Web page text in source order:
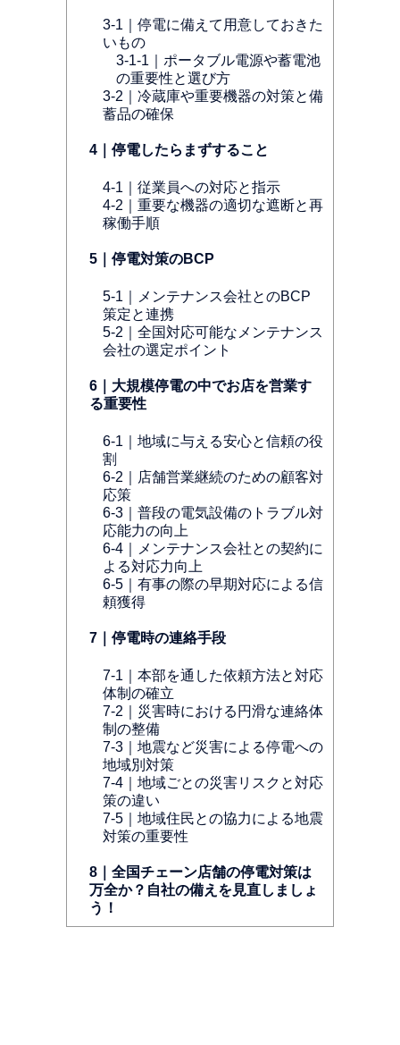
3-1｜停電に備えて用意しておきた
いもの
3-1-1｜ポータブル電源や蓄電池
の重要性と選び方
3-2｜冷蔵庫や重要機器の対策と備
蓄品の確保
4｜停電したらまずすること
4-1｜従業員への対応と指示
4-2｜重要な機器の適切な遮断と再
稼働手順
5｜停電対策のBCP
5-1｜メンテナンス会社とのBCP
策定と連携
5-2｜全国対応可能なメンテナンス
会社の選定ポイント
6｜大規模停電の中でお店を営業す
る重要性
6-1｜地域に与える安心と信頼の役
割
6-2｜店舗営業継続のための顧客対
応策
6-3｜普段の電気設備のトラブル対
応能力の向上
6-4｜メンテナンス会社との契約に
よる対応力向上
6-5｜有事の際の早期対応による信
頼獲得
7｜停電時の連絡手段
7-1｜本部を通した依頼方法と対応
体制の確立
7-2｜災害時における円滑な連絡体
制の整備
7-3｜地震など災害による停電への
地域別対策
7-4｜地域ごとの災害リスクと対応
策の違い
7-5｜地域住民との協力による地震
対策の重要性
8｜全国チェーン店舗の停電対策は
万全か？自社の備えを見直しましょ
う！